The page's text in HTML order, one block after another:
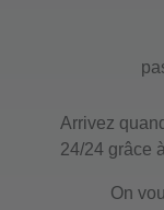
Arrivez
24/24 grâce
On